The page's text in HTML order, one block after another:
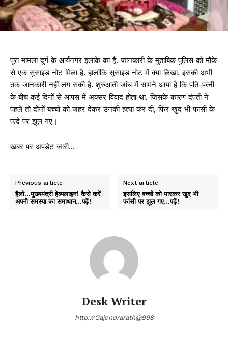
पूरा मामला दुर्ग के आर्यनगर इलाके का है. जानकारी के मुताबिक पुलिस को मौके
से एक सुसाइड नोट मिला है. हालांकि सुसाइड नोट में क्या लिखा, इसकी अभी
तक जानकारी नहीं लग सकी है. शुरुआती जांच में सामने आया है कि पति-पत्नी
के बीच कई दिनों से आपस में अक्सर विवाद होता था. जिसके कारण दंपती ने
पहले तो दोनों बच्चों को जहर देकर उनकी हत्या कर दी, फिर खुद भी फांसी के
फंदे पर झूल गए।
खबर पर अपडेट जारी…
Previous article
हैलो…मुख्यमंत्री हेल्पलाइन! कैसे करें
अपनी समस्या का समाधान…पढ़ें!
Next article
इसलिए बच्चों को मारकर खुद भी
फांसी पर झूल गए…पढ़ें!
Desk Writer
http://Gajendrarath@998